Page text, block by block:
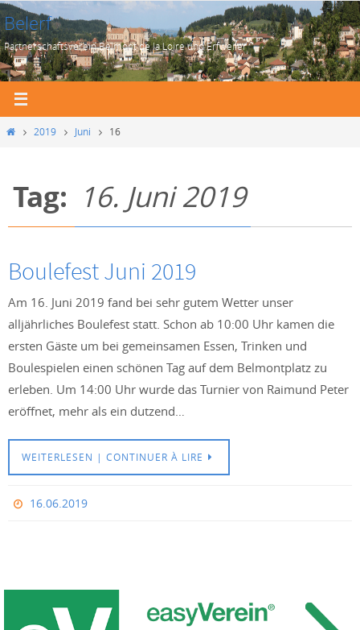
Zum
Inhalt
springen
Belerf
Partnerschaftsverein Belmont de la Loire und Erfweiler
Start2019 Juni 16
Tag: 16. Juni 2019
Boulefest Juni 2019
Am 16. Juni 2019 fand bei sehr gutem Wetter unser
alljährliches Boulefest statt. Schon ab 10:00 Uhr kamen die
ersten Gäste um bei gemeinsamen Essen, Trinken und
Boulespielen einen schönen Tag auf dem Belmontplatz zu
erleben. Um 14:00 Uhr wurde das Turnier von Raimund Peter
eröffnet, mehr als ein dutzend…
WEITERLESEN | CONTINUER À LIRE
16.06.2019